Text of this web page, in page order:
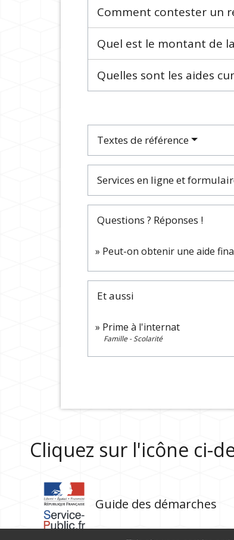
Comment contester un
Quel est le montant de
Quelles sont les aides
Textes de référence
Services en ligne et
Questions ? Réponses !
Peut-on obtenir une aide
Et aussi
Prime à l'internat
Famille - Scolarité
Cliquez sur l'icône ci-
Guide des démarches